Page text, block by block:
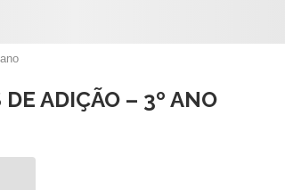
ADIÇÃO – 3º ANO